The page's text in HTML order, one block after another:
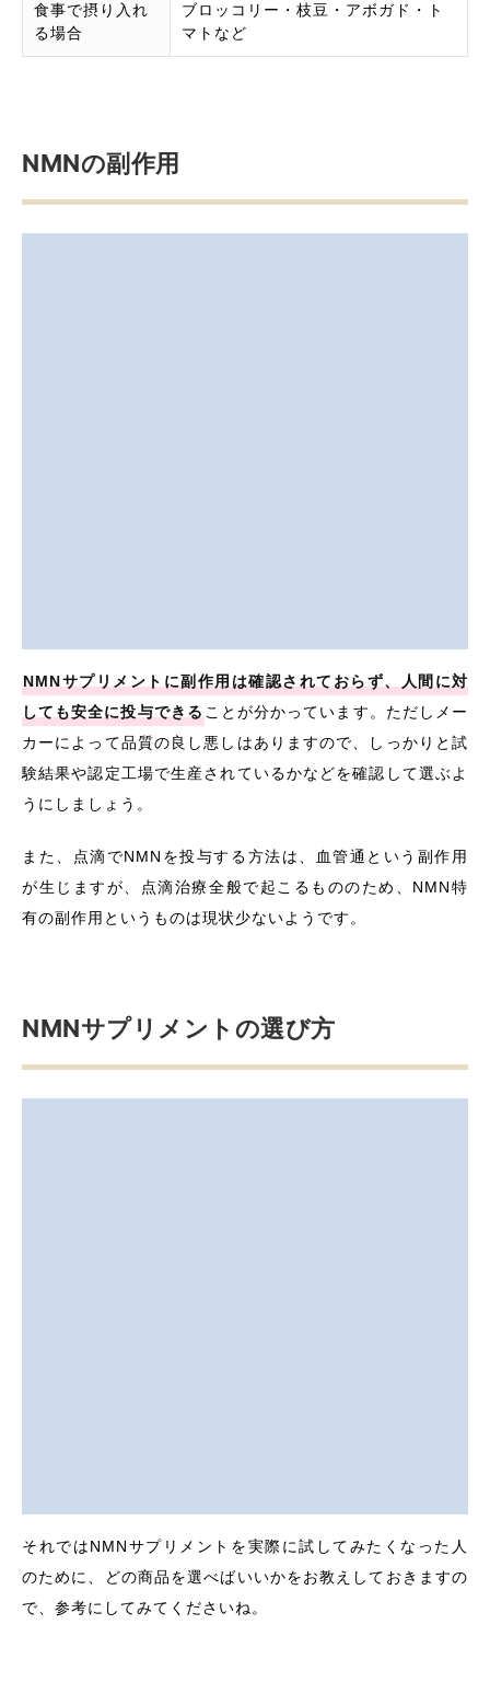
食事で摂り入れ
る場合
ブロッコリー・枝豆・アボガド・ト
マトなど
NMNの副作用
NMNサプリメントに副作用は確認されておらず、人間に対
しても安全に投与できる ことが分かっています。ただしメー
カーによって品質の良し悪しはありますので、しっかりと試
験結果や認定工場で生産されているかなどを確認して選ぶよ
うにしましょう。
また、点滴でNMNを投与する方法は、血管通という副作用
が生じますが、点滴治療全般で起こるもののため、NMN特
有の副作用というものは現状少ないようです。
NMNサプリメントの選び方
それではNMNサプリメントを実際に試してみたくなった人
のために、どの商品を選べばいいかをお教えしておきますの
で、参考にしてみてくださいね。